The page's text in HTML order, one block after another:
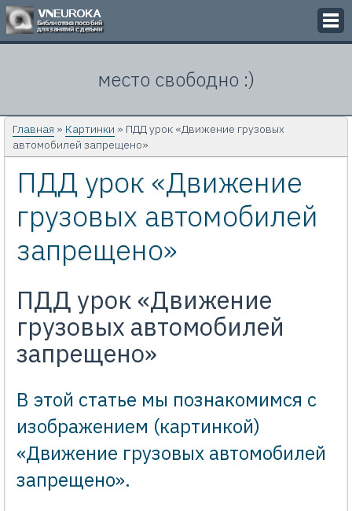
Кроссворды
Презентации
Задачи
Картинки
Контакты
место свободно :)
Главная » Картинки » ПДД урок «Движение грузовых
автомобилей запрещено»
ПДД урок «Движение
грузовых автомобилей
запрещено»
ПДД урок «Движение
грузовых автомобилей
запрещено»
В этой статье мы познакомимся с
изображением (картинкой)
«Движение грузовых автомобилей
запрещено».